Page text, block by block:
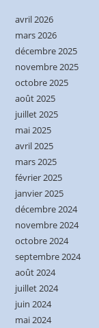
avril 2026
mars 2026
décembre 2025
novembre 2025
octobre 2025
août 2025
juillet 2025
mai 2025
avril 2025
mars 2025
février 2025
janvier 2025
décembre 2024
novembre 2024
octobre 2024
septembre 2024
août 2024
juillet 2024
juin 2024
mai 2024